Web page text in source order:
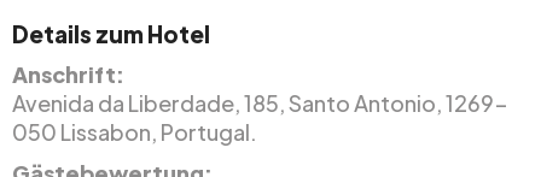
Details zum Hotel
Anschrift:
Avenida da Liberdade, 185, Santo Antonio, 1269-
050 Lissabon, Portugal.